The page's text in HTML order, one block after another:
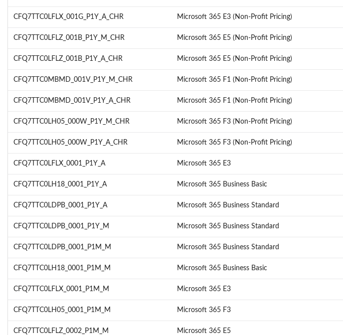
CFQ7TTC0LFLX_001G_P1Y_A_CHR Microsoft 365 E3 (Non-Profit Pricing)
CFQ7TTC0LFLZ_001B_P1Y_M_CHR Microsoft 365 E5 (Non-Profit Pricing)
CFQ7TTC0LFLZ_001B_P1Y_A_CHR Microsoft 365 E5 (Non-Profit Pricing)
CFQ7TTC0MBMD_001V_P1Y_M_CHR Microsoft 365 F1 (Non-Profit Pricing)
CFQ7TTC0MBMD_001V_P1Y_A_CHR Microsoft 365 F1 (Non-Profit Pricing)
CFQ7TTC0LH05_000W_P1Y_M_CHR Microsoft 365 F3 (Non-Profit Pricing)
CFQ7TTC0LH05_000W_P1Y_A_CHR Microsoft 365 F3 (Non-Profit Pricing)
CFQ7TTC0LFLX_0001_P1Y_A Microsoft 365 E3
CFQ7TTC0LH18_0001_P1Y_A Microsoft 365 Business Basic
CFQ7TTC0LDPB_0001_P1Y_A Microsoft 365 Business Standard
CFQ7TTC0LDPB_0001_P1Y_M Microsoft 365 Business Standard
CFQ7TTC0LDPB_0001_P1M_M Microsoft 365 Business Standard
CFQ7TTC0LH18_0001_P1M_M Microsoft 365 Business Basic
CFQ7TTC0LFLX_0001_P1M_M Microsoft 365 E3
CFQ7TTC0LH05_0001_P1M_M Microsoft 365 F3
CFQ7TTC0LFLZ_0002_P1M_M Microsoft 365 E5